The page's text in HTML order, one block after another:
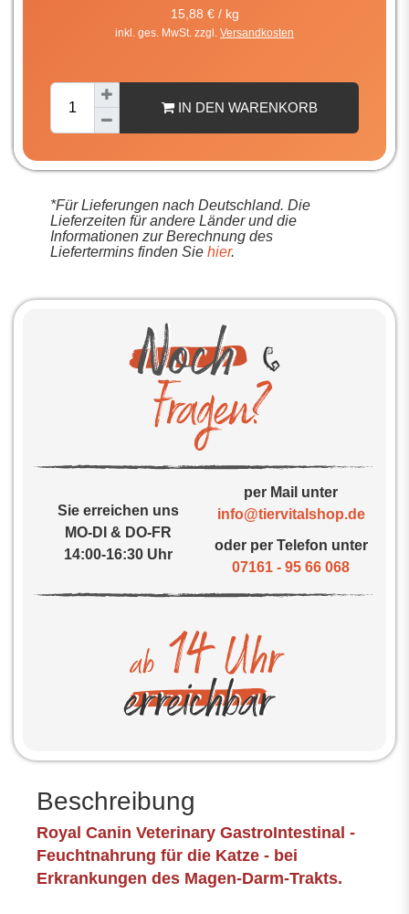
15,88 € / kg
inkl. ges. MwSt. zzgl. Versandkosten
IN DEN WARENKORB
*Für Lieferungen nach Deutschland. Die
Lieferzeiten für andere Länder und die
Informationen zur Berechnung des
Liefertermins finden Sie hier.
Sie erreichen uns
MO-DI & DO-FR
14:00-16:30 Uhr
per Mail unter
info@tiervitalshop.de
oder per Telefon unter
07161 - 95 66 068
Beschreibung
Royal Canin Veterinary GastroIntestinal -
Feuchtnahrung für die Katze - bei
Erkrankungen des Magen-Darm-Trakts.